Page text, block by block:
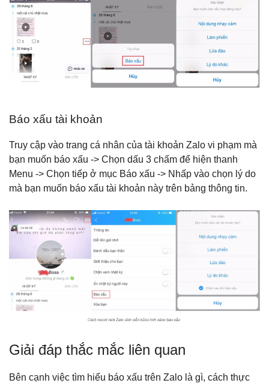
Báo xấu tài khoản
Truy cập vào trang cá nhân của tài khoản Zalo vi phạm mà
bạn muốn báo xấu -> Chọn dấu 3 chấm để hiện thanh
Menu -> Chọn tiếp ở mục Báo xấu -> Nhấp vào chọn lý do
mà bạn muốn báo xấu tài khoản này trên bảng thông tin.
Giải đáp thắc mắc liên quan
Bên cạnh việc tìm hiểu báo xấu trên Zalo là gì, cách thực